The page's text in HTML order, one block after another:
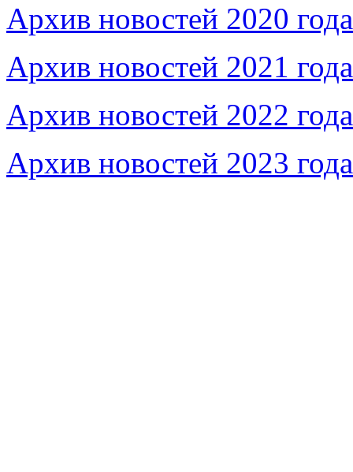
Архив новостей 2020 года
Архив новостей 2021 года
Архив новостей 2022 года
Архив новостей 2023 года